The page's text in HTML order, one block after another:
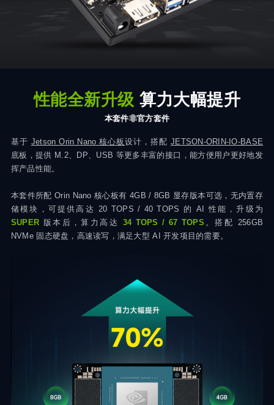
性能全新升级 算力大幅提升
本套件非官方套件
基于 Jetson Orin Nano 核心板设计，搭配 JETSON-ORIN-IO-BASE
底板，提供 M.2、DP、USB 等更多丰富的接口，能方便用户更好地发
挥产品性能。
本套件所配 Orin Nano 核心板有 4GB / 8GB 显存版本可选，无内置存
储模块，可提供高达 20 TOPS / 40 TOPS 的 AI 性能，升级为
SUPER 版本后，算力高达 34 TOPS / 67 TOPS 。搭配 256GB
NVMe 固态硬盘，高速读写，满足大型 AI 开发项目的需要。